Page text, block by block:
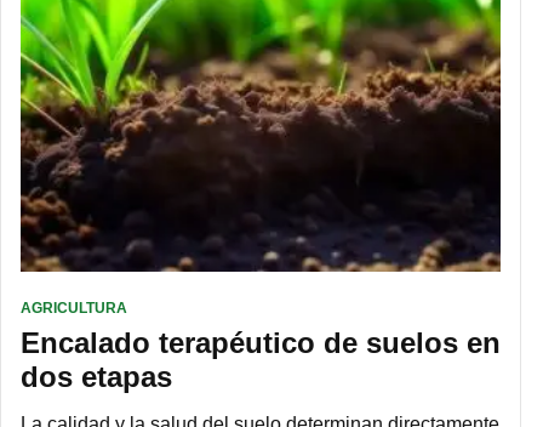
AGRICULTURA
Encalado terapéutico de suelos en
dos etapas